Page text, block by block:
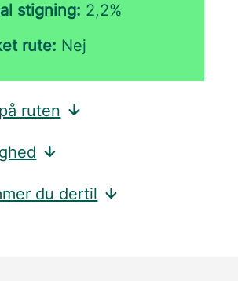
stigning: 2,2%
rute: Nej
ruten
du dertil